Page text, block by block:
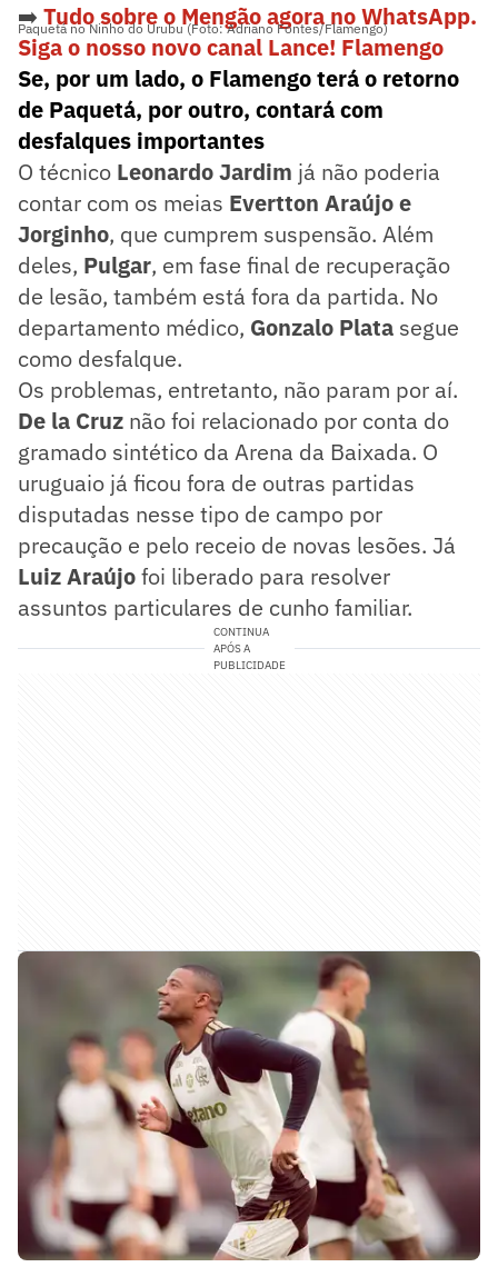
Paquetá no Ninho do Urubu (Foto: Adriano Fontes/Flamengo)
➡️ Tudo sobre o Mengão agora no WhatsApp.
Siga o nosso novo canal Lance! Flamengo
Se, por um lado, o Flamengo terá o retorno
de Paquetá, por outro, contará com
desfalques importantes
O técnico Leonardo Jardim já não poderia
contar com os meias Evertton Araújo e
Jorginho, que cumprem suspensão. Além
deles, Pulgar, em fase final de recuperação
de lesão, também está fora da partida. No
departamento médico, Gonzalo Plata segue
como desfalque.
Os problemas, entretanto, não param por aí.
De la Cruz não foi relacionado por conta do
gramado sintético da Arena da Baixada. O
uruguaio já ficou fora de outras partidas
disputadas nesse tipo de campo por
precaução e pelo receio de novas lesões. Já
Luiz Araújofoi liberado para resolver
assuntos particulares de cunho familiar.
CONTINUA
APÓS A
PUBLICIDADE